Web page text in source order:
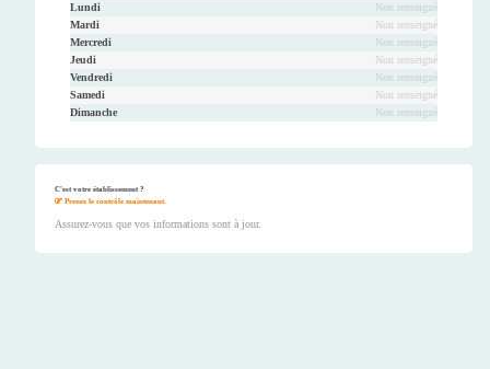
Lundi
Non renseigné
Mardi
Non renseigné
Mercredi
Non renseigné
Jeudi
Non renseigné
Vendredi
Non renseigné
Samedi
Non renseigné
Dimanche
Non renseigné
C'est votre établissement ?
Prenez le contrôle maintenant.
Assurez-vous que vos informations sont à jour.